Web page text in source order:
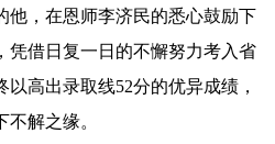
他，在恩师李济民的悉心鼓励下
凭借日复一日的不懈努力考入省
高出录取线52分的优异成绩，
解之缘。